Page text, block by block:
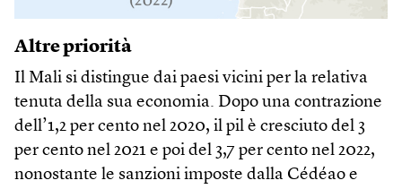
Altre priorità
Il Mali si distingue dai paesi vicini per la relativa
tenuta della sua economia. Dopo una contrazione
dell’1,2 per cento nel 2020, il pil è cresciuto del 3
per cento nel 2021 e poi del 3,7 per cento nel 2022,
nonostante le sanzioni imposte dalla Cédéao e